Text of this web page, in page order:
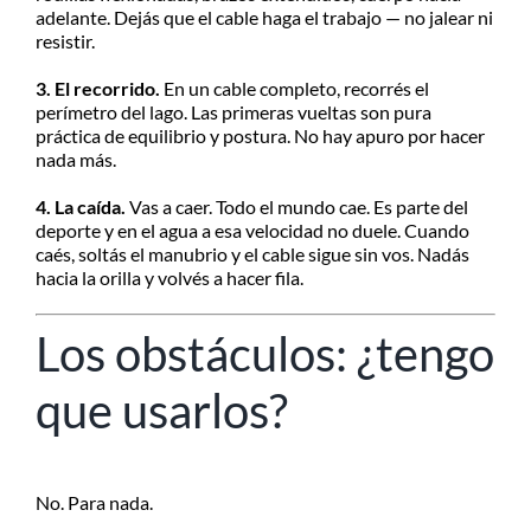
adelante. Dejás que el cable haga el trabajo — no jalear ni
resistir.
3. El recorrido. En un cable completo, recorrés el
perímetro del lago. Las primeras vueltas son pura
práctica de equilibrio y postura. No hay apuro por hacer
nada más.
4. La caída. Vas a caer. Todo el mundo cae. Es parte del
deporte y en el agua a esa velocidad no duele. Cuando
caés, soltás el manubrio y el cable sigue sin vos. Nadás
hacia la orilla y volvés a hacer fila.
Los obstáculos: ¿tengo
que usarlos?
No. Para nada.